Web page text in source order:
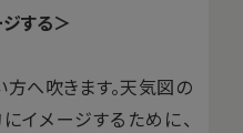
する＞
へ吹きます。天気図の
イメージするために、